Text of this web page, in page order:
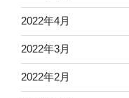
2022年4月
2022年3月
2022年2月